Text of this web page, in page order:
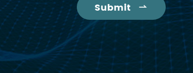
Submit 